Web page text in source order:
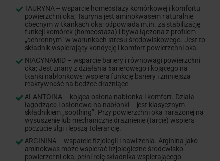
TAURYNA – wsparcie homeostazy komórkowej i komfortu
powierzchni oka; Tauryna jest aminokwasem naturalnie
obecnym w tkankach oka; odpowiada m.in. za stabilizację
funkcji komórek (homeostaza) i bywa łączona z profilem
„ochronnym” w warunkach stresu środowiskowego. Jest to
składnik wspierający kondycję i komfort powierzchni oka.
NIACYNAMID – wsparcie bariery i równowagi powierzchni
oka; Jest znany z działania barierowego i kojącego na
tkanki nabłonkowe: wspiera funkcję bariery i zmniejsza
reaktywność na bodźce drażniące.
ALANTOINA – kojąca osłona nabłonka i komfort. Działa
łagodząco i osłonowo na nabłonki – jest klasycznym
składnikiem „soothing”. Przy powierzchni oka narażonej na
wysuszenie lub mechaniczne drażnienie (tarcie) wspiera
poczucie ulgi i lepszą tolerancję.
ARGININA – wsparcie fizjologii i nawilżenia. Arginina jako
aminokwas może wspierać fizjologiczne środowisko
powierzchni oka; pełni rolę składnika wspierającego